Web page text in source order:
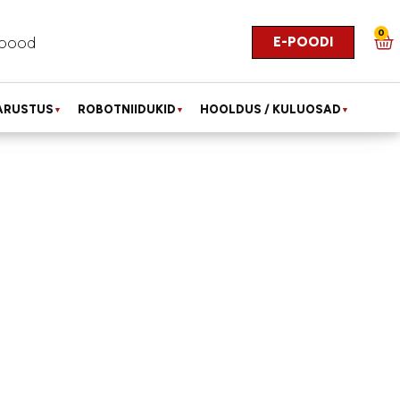
E-POODI
0
▼ ROBOTNIIDUKID ▼ HOOLDUS / KULUOSAD ▼